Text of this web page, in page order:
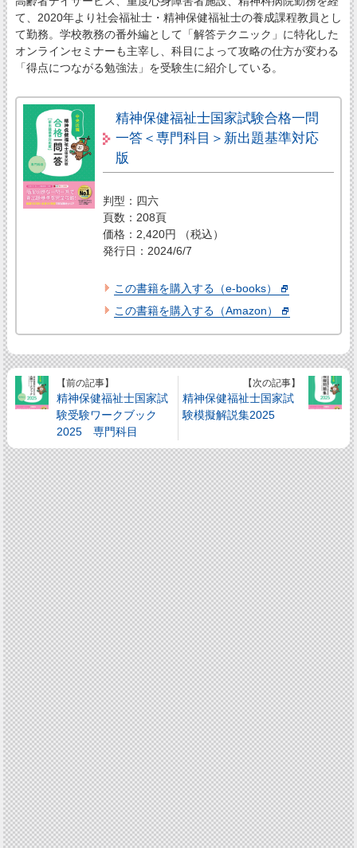
て、2020年より社会福祉士・精神保健福祉士の養成課程教員とし
て勤務。学校教務の番外編として「解答テクニック」に特化した
オンラインセミナーも主宰し、科目によって攻略の仕方が変わる
「得点につながる勉強法」を受験生に紹介している。
精神保健福祉士国家試験合格一問
一答＜専門科目＞新出題基準対応
版
判型：四六
頁数：208頁
価格：2,420円 （税込）
発行日：2024/6/7
この書籍を購入する（e-books）
この書籍を購入する（Amazon）
【前の記事】
精神保健福祉士国家試
験受験ワークブック
2025 専門科目
【次の記事】
精神保健福祉士国家試
験模擬解説集2025